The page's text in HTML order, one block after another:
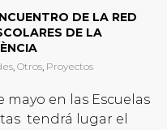
DE LA RED
DE LA
, Otros, Proyectos
mayo en las Escuelas
tendrá lugar el